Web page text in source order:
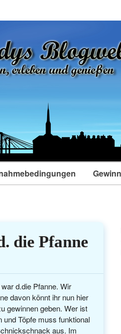
die Pfanne
d.die Pfanne. Wir
davon könnt ihr nun hier
gewinnen geben. Wer ist
und Töpfe muss funktional
aus. Im